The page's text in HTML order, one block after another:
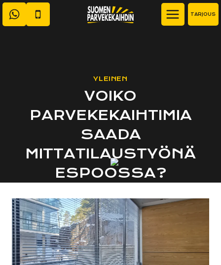
Siirry
sisältöön
TARJOUS
YLEINEN
VOIKO
PARVEKEKAIHTIMIA
SAADA
MITTATILAUSTYÖNÄ
ESPOOSSA?